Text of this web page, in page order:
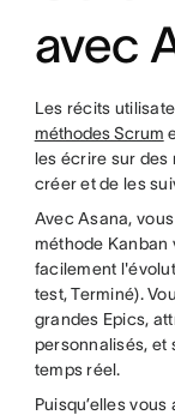
avec
Les récits
méthodes Scrum
les écrire sur des
créer et de les
Avec Asana,
méthode Kanban
facilement
test, Terminé).
grandes Epics,
personnalisés, et
temps réel.
Puisqu’elles